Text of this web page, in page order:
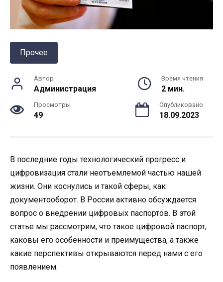
Прочее
Автор
Администрация
Время чтения
2 мин.
Просмотры
49
Опубликовано
18.09.2023
В последние годы технологический прогресс и
цифровизация стали неотъемлемой частью нашей
жизни. Они коснулись и такой сферы, как
документооборот. В России активно обсуждается
вопрос о внедрении цифровых паспортов. В этой
статье мы рассмотрим, что такое цифровой паспорт,
каковы его особенности и преимущества, а также
какие перспективы открываются перед нами с его
появлением.